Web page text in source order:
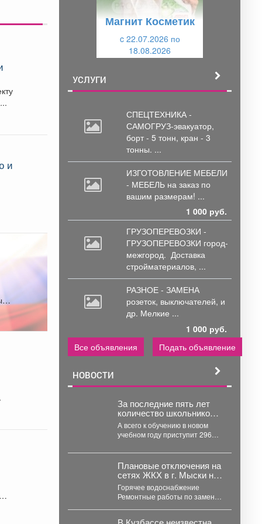
и
и
Магнит Косметик
c 22.07.2026 по
18.08.2026
УСЛУГИ
СПЕЦТЕХНИКА -
САМОГРУЗ-эвакуатор,
борт - 5 тонн, кран - 3
тонны. ...
ИЗГОТОВЛЕНИЕ МЕБЕЛИ
- МЕБЕЛЬ на заказ по
вашим размерам! ...
1 000 руб.
ГРУЗОПЕРЕВОЗКИ -
ГРУЗОПЕРЕВОЗКИ город-
межгород. Доставка
стройматериалов, ...
РАЗНОЕ - ЗАМЕНА
розеток, выключателей, и
др. Мелкие ...
1 000 руб.
Все объявления
Подать объявление
НОВОСТИ
За последние пять лет
количество школьников в
Кузбассе сократилось на
8%
А всего к обучению в новом
учебном году приступит 296
Плановые отключения на
сетях ЖКХ в г. Мыски на
07 августа 2026 г.
Горячее водоснабжение
Ремонтные работы по замене